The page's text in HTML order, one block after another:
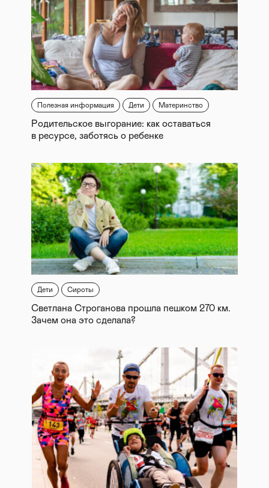
Полезная информация Дети Материнство
Родительское выгорание: как оставаться
в ресурсе, заботясь о ребенке
Дети Сироты
Светлана Строганова прошла пешком 270 км.
Зачем она это сделала?